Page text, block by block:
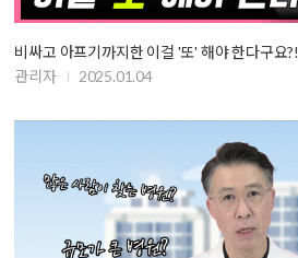
비싸고 아프기까지한 이걸 '또' 해야 한다구요?!
관리자
2025.01.04